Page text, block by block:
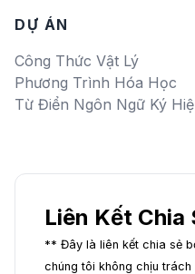
DỰ ÁN
Công Thức Vật Lý
Phương Trình Hóa Học
Từ Điển Ngôn Ngữ Ký
Liên Kết Chia
** Đây là liên kết chia sẻ
chúng tôi không chịu